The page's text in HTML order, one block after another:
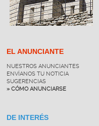
EL ANUNCIANTE
NUESTROS ANUNCIANTES
ENVÍANOS TU NOTICIA
SUGERENCIAS
» CÓMO ANUNCIARSE
DE INTERÉS